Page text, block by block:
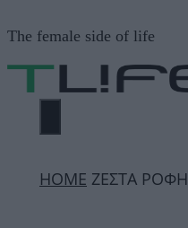
σε
περιεχόμενο
The female side of life
ΜΕΝΟΎ
ΗΟΜΕ ΖΕΣΤΑ